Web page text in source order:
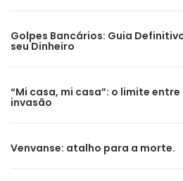
Golpes Bancários: Guia
seu Dinheiro
“Mi casa, mi casa”: o limite
invasão
Venvanse: atalho para a morte.